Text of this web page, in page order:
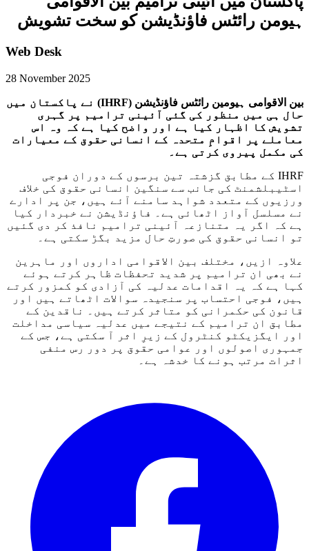
ہیومن رائٹس فاؤنڈیشن کو سخت تشویش
Web Desk
28 November 2025
بین الاقوامی ہیومین رائٹس فاؤنڈیشن (IHRF) نے پاکستان میں
حال ہی میں منظور کی گئی آئینی ترامیم پر گہری
تشویش کا اظہار کیا ہے اور واضح کیا ہے کہ وہ اس
معاملے پر اقوامِ متحدہ کے انسانی حقوق کے معیارات
کی مکمل پیروی کرتی ہے۔
IHRF کے مطابق گزشتہ تین برسوں کے دوران فوجی
اسٹیبلشمنٹ کی جانب سے سنگین انسانی حقوق کی خلاف
ورزیوں کے متعدد شواہد سامنے آئے ہیں، جن پر ادارے
نے مسلسل آواز اٹھائی ہے۔ فاؤنڈیشن نے خبردار کیا
ہے کہ اگر یہ متنازعہ آئینی ترامیم نافذ کر دی گئیں
تو انسانی حقوق کی صورتِ حال مزید بگڑ سکتی ہے۔
علاوہ ازیں، مختلف بین الاقوامی اداروں اور ماہرین
نے بھی ان ترامیم پر شدید تحفظات ظاہر کرتے ہوئے
کہا ہے کہ یہ اقدامات عدلیہ کی آزادی کو کمزور کرتے
ہیں، فوجی احتساب پر سنجیدہ سوالات اٹھاتے ہیں اور
قانون کی حکمرانی کو متاثر کرتے ہیں۔ ناقدین کے
مطابق ان ترامیم کے نتیجے میں عدلیہ سیاسی مداخلت
اور ایگزیکٹو کنٹرول کے زیرِ اثر آ سکتی ہے، جس کے
جمہوری اصولوں اور عوامی حقوق پر دور رس منفی
اثرات مرتب ہونے کا خدشہ ہے۔